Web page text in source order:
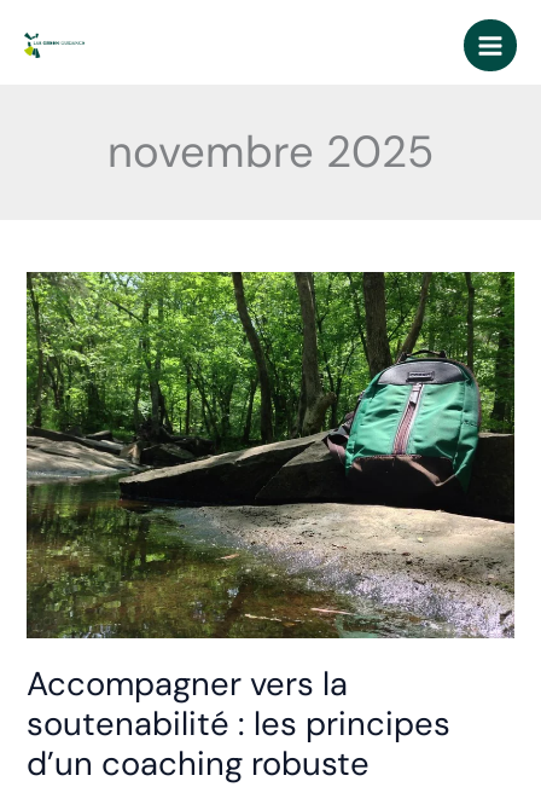
novembre 2025
Accompagner vers la
soutenabilité : les principes
d’un coaching robuste